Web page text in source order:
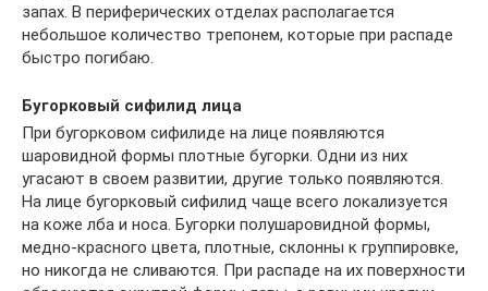
запах. В периферических отделах располагается
небольшое количество трепонем, которые при распаде
быстро погибаю.
Бугорковый сифилид лица
При бугорковом сифилиде на лице появляются
шаровидной формы плотные бугорки. Одни из них
угасают в своем развитии, другие только появляются.
На лице бугорковый сифилид чаще всего локализуется
на коже лба и носа. Бугорки полушаровидной формы,
медно-красного цвета, плотные, склонны к группировке,
но никогда не сливаются. При распаде на их поверхности